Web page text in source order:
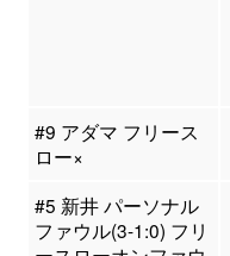
#9 アダマ フリース
ロー×
#5 新井 パーソナル
ファウル(3-1:0) フリ